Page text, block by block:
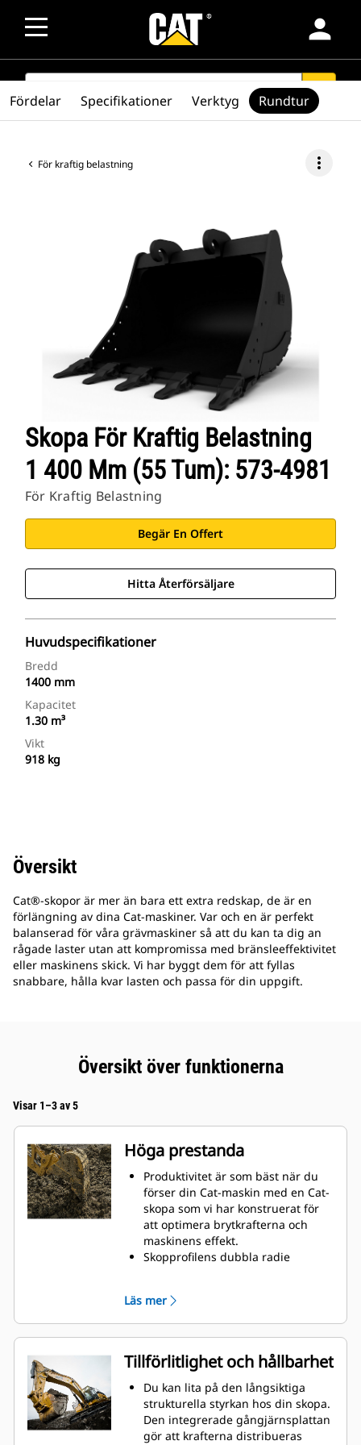
person
SEARCH search
För kraftig belastning more_vert
Skopa För Kraftig Belastning
1 400 Mm (55 Tum): 573-4981
För Kraftig Belastning
Begär En Offert
Hitta Återförsäljare
Huvudspecifikationer
Bredd
1400 mm
Kapacitet
1.30 m³
Vikt
918 kg
Fördelar Specifikationer Verktyg Rundtur
Översikt
Cat®-skopor är mer än bara ett extra redskap, de är en
förlängning av dina Cat-maskiner. Var och en är perfekt
balanserad för våra grävmaskiner så att du kan ta dig an
rågade laster utan att kompromissa med bränsleeffektivitet
eller maskinens skick. Vi har byggt dem för att fyllas
snabbare, hålla kvar lasten och passa för din uppgift.
Översikt över funktionerna
Visar 1–3 av 5
Höga prestanda
Produktivitet är som bäst när du
förser din Cat-maskin med en Cat-
skopa som vi har konstruerat för
att optimera brytkrafterna och
maskinens effekt.
Skopprofilens dubbla radie
frigång säkerställer att skopans
botten inte släpar, vilket minskar
underhållskostnaderna.
Bränsleförbrukningstoppar under
grävning. Cat-skoporna är
utformade för att skära genom
material snabbt och förbättra
maskinens totala effektivitet.
Lasta mer material på kortare tid.
Läs mer
Tillförlitlighet och hållbarhet
Du kan lita på den långsiktiga
strukturella styrkan hos din skopa.
Den integrerade gångjärnsplattan
gör att krafterna distribueras